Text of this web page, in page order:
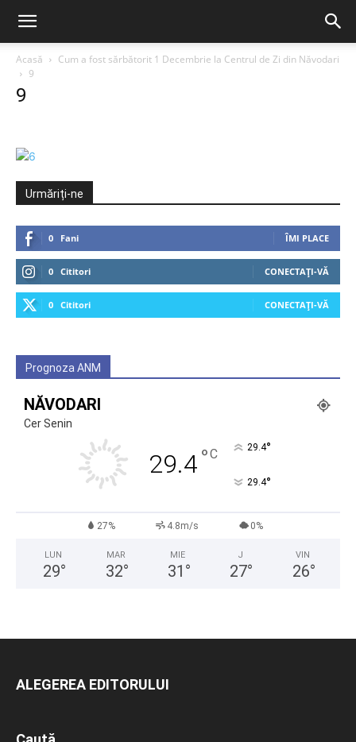
Acasă
Cum a fost sărbătorit 1 Decembrie la Centrul de Zi din Năvodari
9
9
Urmăriți-ne
0 Fani ÎMI PLACE
0 Cititori CONECTAȚI-VĂ
0 Cititori CONECTAȚI-VĂ
Prognoza ANM
NĂVODARI
Cer Senin
29.4°C 29.4°
29.4°
27% 4.8m/s 0%
LUN
29°
MAR
32°
MIE
31 °
J
27°
VIN
26°
ALEGEREA EDITORULUI